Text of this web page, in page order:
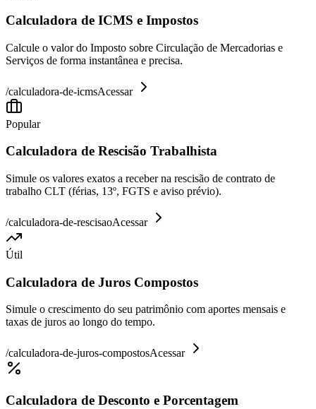
Calculadora de ICMS e Impostos
Calcule o valor do Imposto sobre Circulação de Mercadorias e
Serviços de forma instantânea e precisa.
/calculadora-de-icmsAcessar
Popular
Calculadora de Rescisão Trabalhista
Simule os valores exatos a receber na rescisão de contrato de
trabalho CLT (férias, 13º, FGTS e aviso prévio).
/calculadora-de-rescisaoAcessar
Útil
Calculadora de Juros Compostos
Simule o crescimento do seu patrimônio com aportes mensais e
taxas de juros ao longo do tempo.
/calculadora-de-juros-compostosAcessar
Calculadora de Desconto e Porcentagem